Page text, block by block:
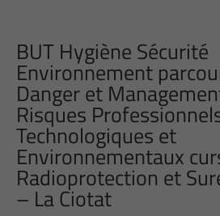
BUT Hygiène Sécurité
Environnement
Danger et
Risques
Technologiques et
Environnementaux
Radioprotection et
– La Ciotat